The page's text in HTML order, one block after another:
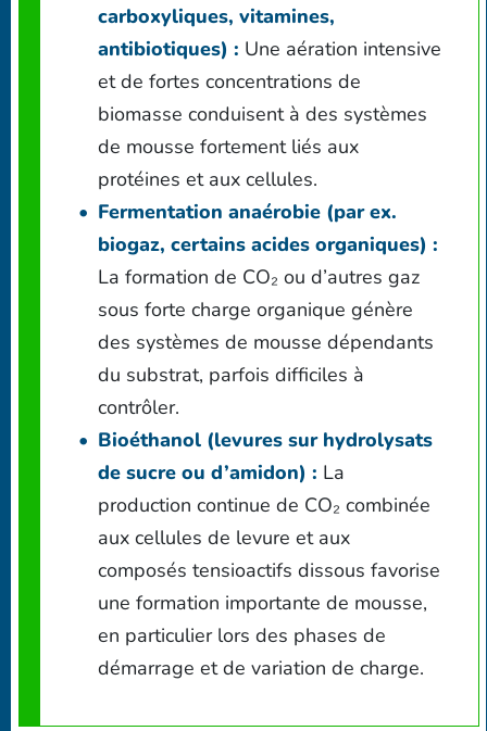
carboxyliques, vitamines,
antibiotiques) : Une aération intensive
et de fortes concentrations de
biomasse conduisent à des systèmes
de mousse fortement liés aux
protéines et aux cellules.
Fermentation anaérobie (par ex.
biogaz, certains acides organiques) :
La formation de CO₂ ou d’autres gaz
sous forte charge organique génère
des systèmes de mousse dépendants
du substrat, parfois difficiles à
contrôler.
Bioéthanol (levures sur hydrolysats
de sucre ou d’amidon) : La
production continue de CO₂ combinée
aux cellules de levure et aux
composés tensioactifs dissous favorise
une formation importante de mousse,
en particulier lors des phases de
démarrage et de variation de charge.